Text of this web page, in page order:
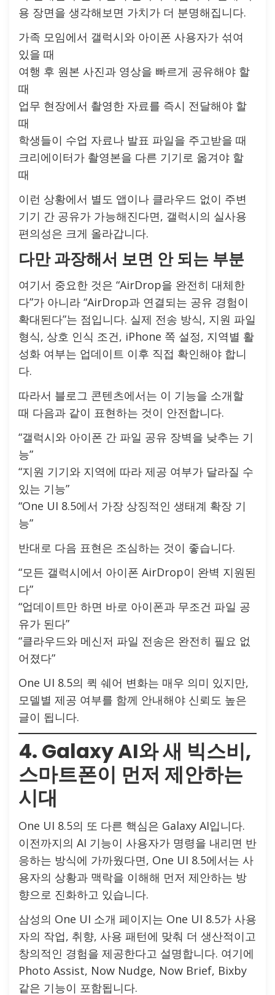
용 장면을 생각해보면 가치가 더 분명해집니다.
가족 모임에서 갤럭시와 아이폰 사용자가 섞여
있을 때
여행 후 원본 사진과 영상을 빠르게 공유해야 할
때
업무 현장에서 촬영한 자료를 즉시 전달해야 할
때
학생들이 수업 자료나 발표 파일을 주고받을 때
크리에이터가 촬영본을 다른 기기로 옮겨야 할
때
이런 상황에서 별도 앱이나 클라우드 없이 주변
기기 간 공유가 가능해진다면, 갤럭시의 실사용
편의성은 크게 올라갑니다.
다만 과장해서 보면 안 되는 부분
여기서 중요한 것은 “AirDrop을 완전히 대체한
다”가 아니라 “AirDrop과 연결되는 공유 경험이
확대된다”는 점입니다. 실제 전송 방식, 지원 파일
형식, 상호 인식 조건, iPhone 쪽 설정, 지역별 활
성화 여부는 업데이트 이후 직접 확인해야 합니
다.
따라서 블로그 콘텐츠에서는 이 기능을 소개할
때 다음과 같이 표현하는 것이 안전합니다.
“갤럭시와 아이폰 간 파일 공유 장벽을 낮추는 기
능”
“지원 기기와 지역에 따라 제공 여부가 달라질 수
있는 기능”
“One UI 8.5에서 가장 상징적인 생태계 확장 기
능”
반대로 다음 표현은 조심하는 것이 좋습니다.
“모든 갤럭시에서 아이폰 AirDrop이 완벽 지원된
다”
“업데이트만 하면 바로 아이폰과 무조건 파일 공
유가 된다”
“클라우드와 메신저 파일 전송은 완전히 필요 없
어졌다”
One UI 8.5의 퀵 쉐어 변화는 매우 의미 있지만,
모델별 제공 여부를 함께 안내해야 신뢰도 높은
글이 됩니다.
4. Galaxy AI와 새 빅스비,
스마트폰이 먼저 제안하는
시대
One UI 8.5의 또 다른 핵심은 Galaxy AI입니다.
이전까지의 AI 기능이 사용자가 명령을 내리면 반
응하는 방식에 가까웠다면, One UI 8.5에서는 사
용자의 상황과 맥락을 이해해 먼저 제안하는 방
향으로 진화하고 있습니다.
삼성의 One UI 소개 페이지는 One UI 8.5가 사용
자의 작업, 취향, 사용 패턴에 맞춰 더 생산적이고
창의적인 경험을 제공한다고 설명합니다. 여기에
Photo Assist, Now Nudge, Now Brief, Bixby
같은 기능이 포함됩니다.